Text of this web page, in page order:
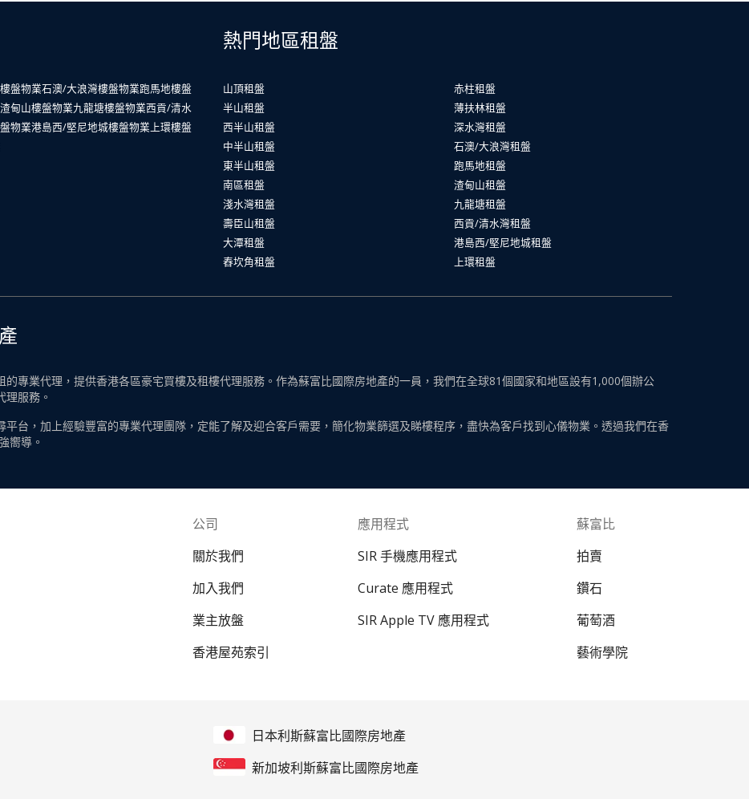
盤物業石澳/大浪灣樓盤物業跑馬地樓盤
渣甸山樓盤物業九龍塘樓盤物業西貢/清水
物業港島西/堅尼地城樓盤物業 上環樓盤
熱門地區租盤
山頂租盤
半山租盤
西半山租盤
中半山租盤
東半山租盤
南區租盤
淺水灣租盤
壽臣山租盤
大潭租盤
舂坎角租盤
赤柱租盤
薄扶林租盤
深水灣租盤
石澳/大浪灣租盤
跑馬地租盤
渣甸山租盤
九龍塘租盤
西貢/清水灣租盤
港島西/堅尼地城租盤
上環租盤
專業代理，提供香港各區豪宅買樓及租樓代理服務。作為蘇富比國際房地產的一員，我們在全球81個國家和地區設有1,000個辦公
服務。
台，加上經驗豐富的專業代理團隊，定能了解及迎合客戶需要，簡化物業篩選及睇樓程序，盡快為客戶找到心儀物業。透過我們在香
嚮導。
公司
關於我們
加入我們
業主放盤
香港屋苑索引
應用程式
SIR 手機應用程式
Curate 應用程式
SIR Apple TV 應用程式
蘇富比
拍賣
鑽石
葡萄酒
藝術學院
日本利斯蘇富比國際房地產
新加坡利斯蘇富比國際房地產